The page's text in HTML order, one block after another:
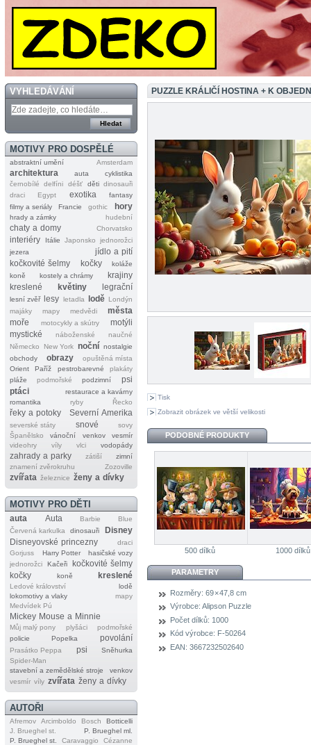
VYHLEDÁVÁNÍ
MOTIVY PRO DOSPĚLÉ
abstraktní umění Amsterdam
architektura auta
cyklistika
černobílé
delfíni déšť děti dinosauři
draci
Egypt exotika
fantasy
filmy a seriály
Francie gothic hory
hrady a zámky hudební
chaty a domy Chorvatsko
interiéry Itálie Japonsko
jednorožci
jezera
jídlo a pití
kočkovité šelmy
kočky
koláže
koně
kostely a chrámy
krajiny
kreslené
květiny legrační
lesní zvěř lesy letadla lodě Londýn
majáky
mapy medvědi
města
moře
motocykly a skútry
motýli
mystické
náboženské
naučné
Německo
New York noční nostalgie
obchody
obrazy
opuštěná místa
Orient
Paříž pestrobarevné
plakáty
pláže
podmořské podzimní
psi
ptáci
restaurace a kavárny
romantika
ryby Řecko
řeky a potoky Severní Amerika
severské státy snové
sovy
Španělsko
vánoční venkov
vesmír
videohry
víly vlci vodopády
zahrady a parky zátiší
zimní
znamení zvěrokruhu
Zozoville
zvířata železnice ženy a dívky
MOTIVY PRO DĚTI
auta Auta Barbie
Blue
Červená karkulka
dinosauři
Disney
Disneyovské princezny
draci
Gorjuss
Harry Potter
hasičské vozy
jednorožci
Kačeři
kočkovité šelmy
kočky
koně kreslené
Ledové království
lodě
lokomotivy a vlaky
mapy
Medvídek Pú
Mickey Mouse a Minnie
Můj malý pony plyšáci
podmořské
policie
Popelka povolání
Prasátko Peppa psi
Sněhurka
Spider‐Man
stavební a zemědělské stroje
venkov
vesmír víly zvířata ženy a dívky
AUTOŘI
Afremov Arcimboldo Bosch
Botticelli
J. Brueghel st.
P. Brueghel ml.
P. Brueghel st.
Caravaggio
Cézanne
PUZZLE KRÁLIČÍ HOSTINA + K
Tisk
Zobrazit obrázek ve větší velikosti
PODOBNÉ PRODUKTY
500 dílků 1000 dílků
PARAMETRY
Rozměry: 69 × 47,8 cm
Výrobce: Alipson Puzzle
Počet dílků: 1000
Kód výrobce: F-50264
EAN: 3667232502640